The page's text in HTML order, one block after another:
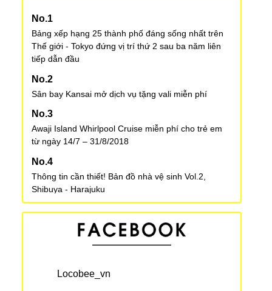
Bảng xếp hạng 25 thành phố đáng sống nhất trên
Thế giới - Tokyo đứng vị trí thứ 2 sau ba năm liên
tiếp dẫn đầu
Sân bay Kansai mở dịch vụ tặng vali miễn phí
Awaji Island Whirlpool Cruise miễn phí cho trẻ em
từ ngày 14/7 – 31/8/2018
Thông tin cần thiết! Bản đồ nhà vệ sinh Vol.2,
Shibuya - Harajuku
Vua của các loại trái cây: 1 phút bán 8000 quả
Kyoto TowerLocobee_vn